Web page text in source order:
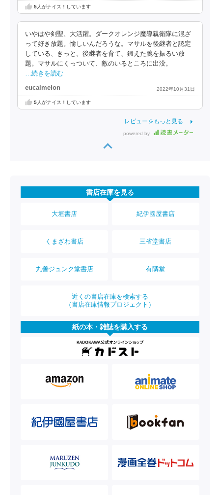
5人がナイス！しています
いやはや剣聖、大活躍。ダークオレンジ魔導親衛隊に混ざ
って好き放題。愉しいんだろうな。マサルを後継者と認定
している、きっと。後継者を育て、鍛えた腕を振るい放
題。マサルにくっついて、敵のいるところに出没。
…続きを読む
eucalmelon 2022年10月31日
5人がナイス！しています
レビューをもっと見る
powered by
書店在庫を見る
大垣書店 紀伊國屋書店
くまざわ書店 三省堂書店
丸善ジュンク堂書店 有隣堂
近くの書店在庫を検索する
（書店在庫情報プロジェクト）
紙の本・雑誌を購入する